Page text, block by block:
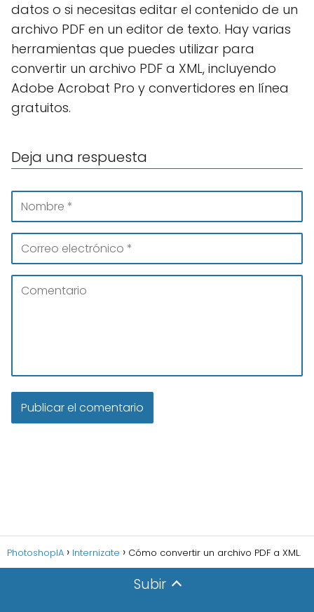
datos o si necesitas editar el contenido de un
archivo PDF en un editor de texto. Hay varias
herramientas que puedes utilizar para
convertir un archivo PDF a XML, incluyendo
Adobe Acrobat Pro y convertidores en línea
gratuitos.
Deja una respuesta
PhotoshopIA Internizate Cómo convertir un archivo PDF a XML.
Subir